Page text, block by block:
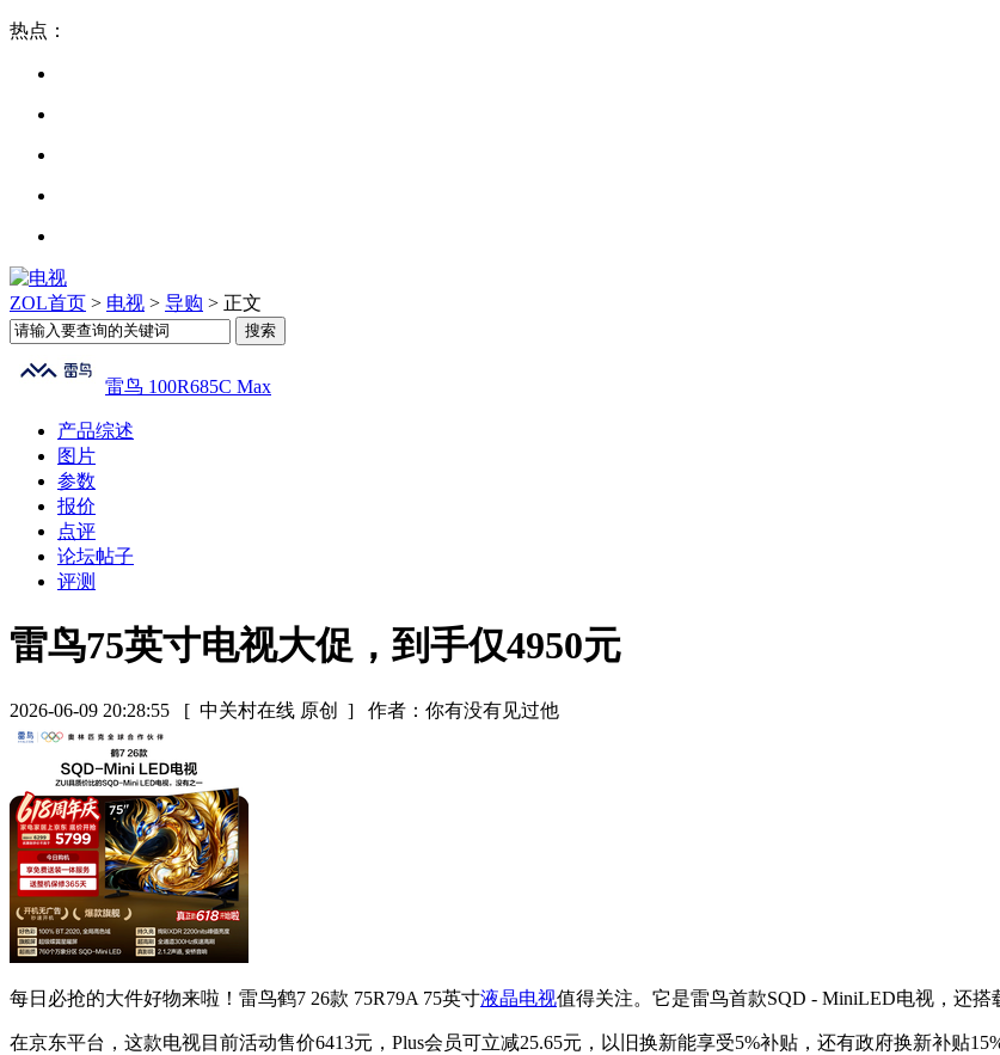
热点：
ZOL首页 > 电视 > 导购 > 正文
雷鸟 100R685C Max
产品综述
图片
参数
报价
点评
论坛帖子
评测
雷鸟75英寸电视大促，到手仅4950元
2026-06-09 20:28:55 [ 中关村在线 原创 ] 作者：你有没有见过他
每日必抢的大件好物来啦！雷鸟鹤7 26款 75R79A 75英寸液晶电视值得关注。它是雷鸟首款SQD - MiniLED电视，还搭
在京东平台，这款电视目前活动售价6413元，Plus会员可立减25.65元，以旧换新能享受5%补贴，还有政府换新补贴